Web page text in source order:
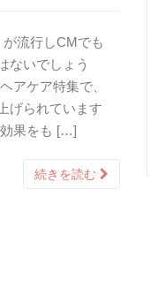
流行しCMでも
ないでしょう
アケア特集で、
げられています
果をも […]
続きを読む